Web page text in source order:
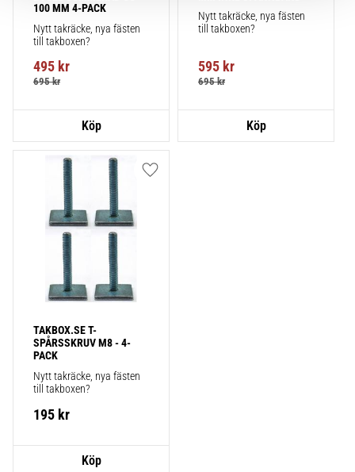
100 MM 4-PACK
Nytt takräcke, nya fästen
till takboxen?
495 kr
695kr
Nytt takräcke, nya fästen
till takboxen?
595 kr
695kr
TAKBOX.SE T-
SPÅRSSKRUV M8 - 4-
PACK
Nytt takräcke, nya fästen
till takboxen?
195 kr
Lägg till i favoriter